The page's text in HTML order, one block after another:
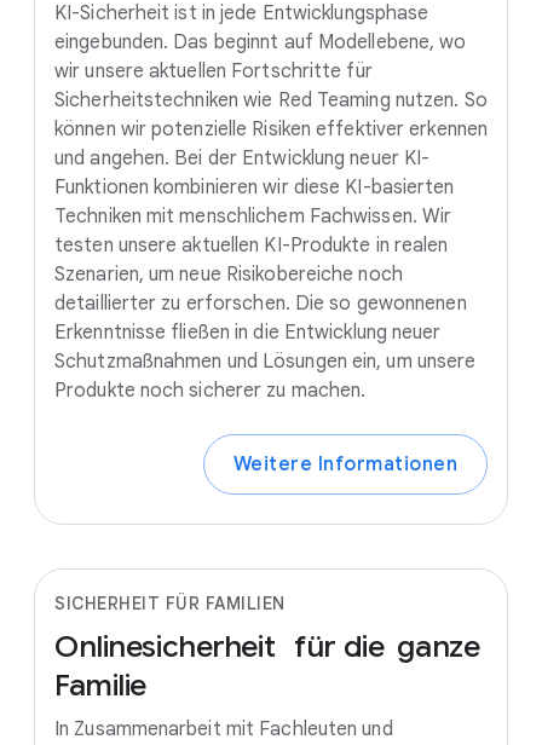
KI-Sicherheit ist in jede Entwicklungsphase
eingebunden. Das beginnt auf Modellebene, wo
wir unsere aktuellen Fortschritte für
Sicherheitstechniken wie Red Teaming nutzen. So
können wir potenzielle Risiken effektiver erkennen
und angehen. Bei der Entwicklung neuer KI-
Funktionen kombinieren wir diese KI-basierten
Techniken mit menschlichem Fachwissen. Wir
testen unsere aktuellen KI-Produkte in realen
Szenarien, um neue Risikobereiche noch
detaillierter zu erforschen. Die so gewonnenen
Erkenntnisse fließen in die Entwicklung neuer
Schutzmaßnahmen und Lösungen ein, um unsere
Produkte noch sicherer zu machen.
Weitere Informationen
SICHERHEIT FÜR FAMILIEN
Onlinesicherheit für die ganze
Familie
In Zusammenarbeit mit Fachleuten und